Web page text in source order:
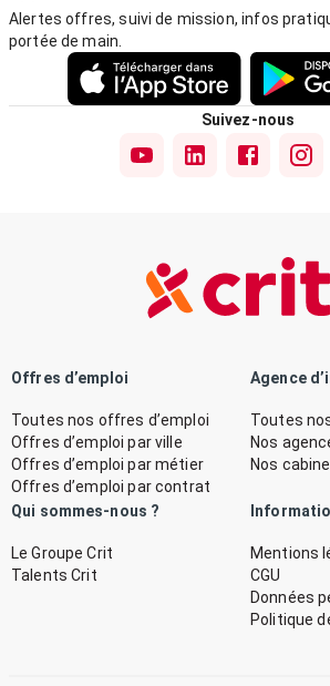
Alertes offres, suivi de mission, infos
portée de main.
Suivez-nous
Offres d’emploi
Toutes nos offres d’emploi
Offres d’emploi par ville
Offres d’emploi par métier
Offres d’emploi par contrat
Agence
Toutes
Nos
Nos
Qui sommes-nous ?
Le Groupe Crit
Talents Crit
Mentions
CGU
Données
Politique